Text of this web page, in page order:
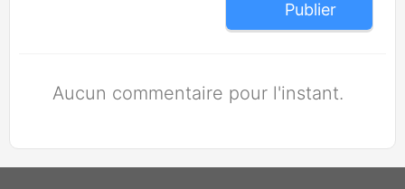
Publier
Aucun commentaire pour l'instant.